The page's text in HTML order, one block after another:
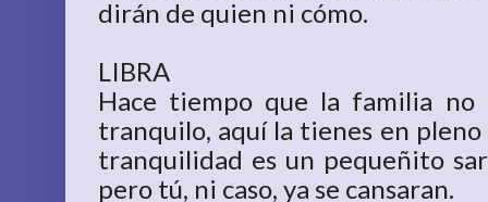
dirán de quien ni cómo.
LIBRA
Hace tiempo que la familia no
tranquilo, aquí la tienes en pleno
tranquilidad es un pequeñito
pero tú, ni caso, ya se cansaran.